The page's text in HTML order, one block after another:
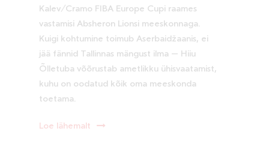
Kalev/Cramo FIBA Europe Cupi raames
vastamisi Absheron Lionsi meeskonnaga.
Kuigi kohtumine toimub Aserbaidžaanis, ei
jää fännid Tallinnas mängust ilma – Hiiu
Õlletuba võõrustab ametlikku ühisvaatamist,
kuhu on oodatud kõik oma meeskonda
toetama.
Loe lähemalt